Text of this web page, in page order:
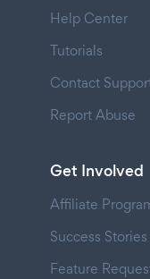
Help Center
Tutorials
Contact
Report Abuse
Get Involved
Affiliate
Success Stories
Feature